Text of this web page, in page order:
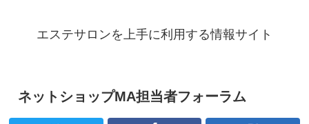
エステサロンを上手に利用する情報サイト
ネットショップMA担当者フォーラム